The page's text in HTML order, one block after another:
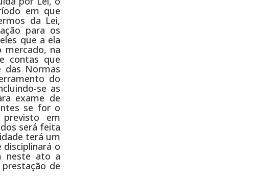
em que
da Lei,
para os
que a ela
mercado, na
contas que
das Normas
do
se as
exame de
se for o
em
será feita
terá um
o
neste ato a
de